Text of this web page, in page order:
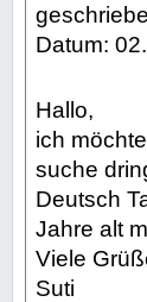
Datum:
Hallo,
ich
suche
Deutsch
Jahre alt
Viele
Suti